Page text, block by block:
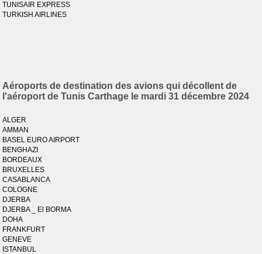
TUNISAIR EXPRESS
TURKISH AIRLINES
Aéroports de destination des avions qui décollent de
l'aéroport de Tunis Carthage le mardi 31 décembre 2024
ALGER
AMMAN
BASEL EURO AIRPORT
BENGHAZI
BORDEAUX
BRUXELLES
CASABLANCA
COLOGNE
DJERBA
DJERBA _ El BORMA
DOHA
FRANKFURT
GENEVE
ISTANBUL